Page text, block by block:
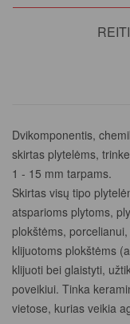
Dvikomponentis,
skirtas plytelėms,
1 - 15 mm tarpams.
Skirtas visų tipo
atsparioms plytoms,
plokštėms,
klijuotoms plokštėms
klijuoti bei glaistyti,
poveikiui. Tinka
vietose, kurias veikia